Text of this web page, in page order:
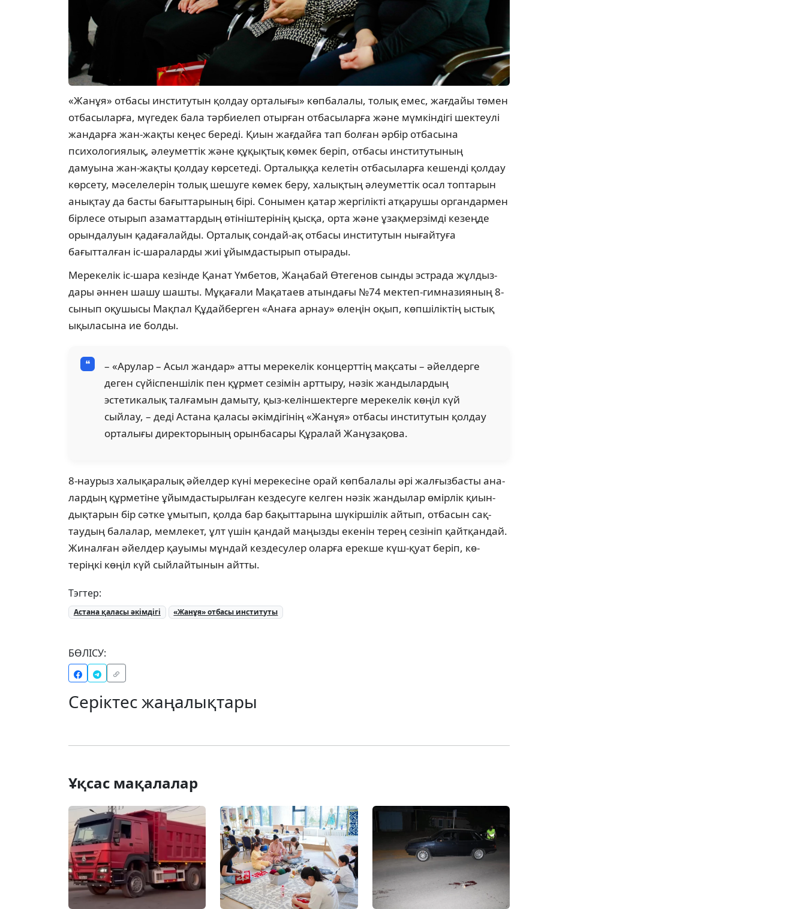
«Жанұя» отбасы институтын қолдау орталығы» көпбалалы, толық емес, жағдайы төмен
отбасыларға, мүгедек бала тәрбиелеп отырған отбасыларға және мүмкіндігі шектеулі
жандарға жан-жақты кеңес береді. Қиын жағдайға тап болған әрбір отбасына
психологиялық, әлеуметтік және құқықтық көмек беріп, отбасы институтының
дамуына жан-жақты қолдау көрсетеді. Орталыққа келетін отбасыларға кешенді қолдау
көрсету, мәселелерін толық шешуге көмек беру, халықтың әлеуметтік осал топтарын
анықтау да басты бағыттарының бірі. Сонымен қатар жергілікті атқарушы органдармен
бірлесе отырып азаматтардың өтініштерінің қысқа, орта және ұзақмерзімді кезеңде
орындалуын қадағалайды. Орталық сондай-ақ отбасы инс­титутын нығайтуға
бағытталған іс-шара­ларды жиі ұйымдастырып отырады.
Мерекелік іс-шара кезінде Қанат Үмбетов, Жаңабай Өтегенов сынды эстрада жұл­дыз­
дары әннен шашу шашты. Мұқағали Мақатаев атындағы №74 мектеп-гимназияның 8-
сы­нып оқушысы Мақпал Құдайберген «Анаға ар­нау» өлеңін оқып, көпшіліктің ыстық
ықы­ласына ие болды.
– «Арулар – Асыл жандар» атты мерекелік кон­церттің мақсаты – әйелдерге
деген сүйіс­пеншілік пен құрмет сезімін арттыру, нәзік жандылардың
эстетикалық талғамын дамы­ту, қыз-келіншектерге мерекелік көңіл күй
сыйлау, – деді Астана қаласы әкімдігінің «Жа­нұя» отбасы институтын қолдау
орта­лығы директорының орынбасары Құралай Жанұзақова.
8-наурыз халықаралық әйелдер күні ме­рекесіне орай көпбалалы әрі жалғызбасты ана­
лардың құрметіне ұйымдастырылған кез­десуге келген нәзік жандылар өмірлік қиын­
дықтарын бір сәтке ұмытып, қолда бар ба­қыттарына шүкіршілік айтып, отбасын сақ­
таудың балалар, мемлекет, ұлт үшін қан­дай маңызды екенін терең сезініп қайт­қан­дай.
Жиналған әйелдер қауымы мұндай кез­десулер оларға ерекше күш-қуат беріп, кө­
теріңкі көңіл күй сыйлайтынын айтты.
Тэгтер:
Астана қаласы әкімдігі «Жанұя» отбасы институты
БӨЛІСУ:
Серіктес жаңалықтары
Ұқсас мақалалар